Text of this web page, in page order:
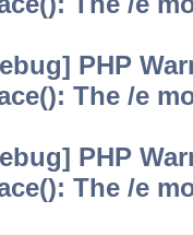
PHP
The /e
PHP
The /e